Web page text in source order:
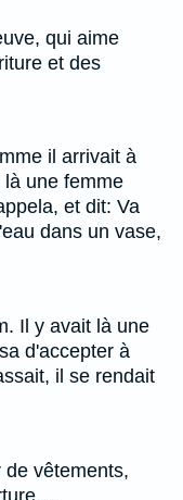
qui aime
et des
il arrivait à
là une femme
et dit: Va
dans un vase,
Il y avait là une
d'accepter à
il se rendait
vêtements,